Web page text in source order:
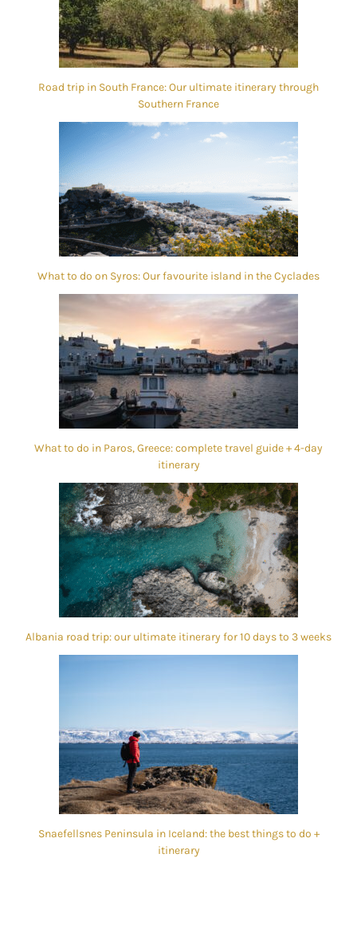
Road trip in South France: Our ultimate itinerary through
Southern France
What to do on Syros: Our favourite island in the Cyclades
What to do in Paros, Greece: complete travel guide + 4-day
itinerary
Albania road trip: our ultimate itinerary for 10 days to 3 weeks
Snaefellsnes Peninsula in Iceland: the best things to do +
itinerary